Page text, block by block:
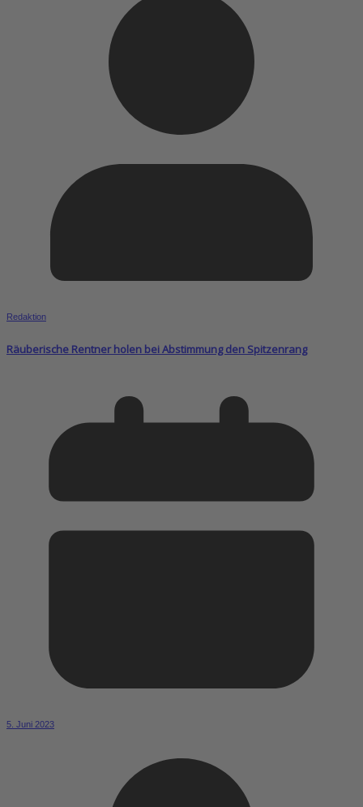
Redaktion
Räuberische Rentner holen bei Abstimmung den Spitzenrang
5. Juni 2023